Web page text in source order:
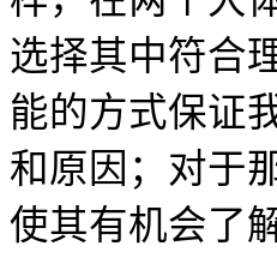
选择其中符合
能的方式保证
和原因；对于
使其有机会了